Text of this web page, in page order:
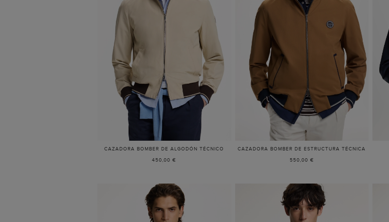
CAZADORA BOMBER DE ALGODÓN TÉCNICO
450,00 €
CAZADORA BOMBER DE ESTRUCTURA TÉCNICA
550,00 €